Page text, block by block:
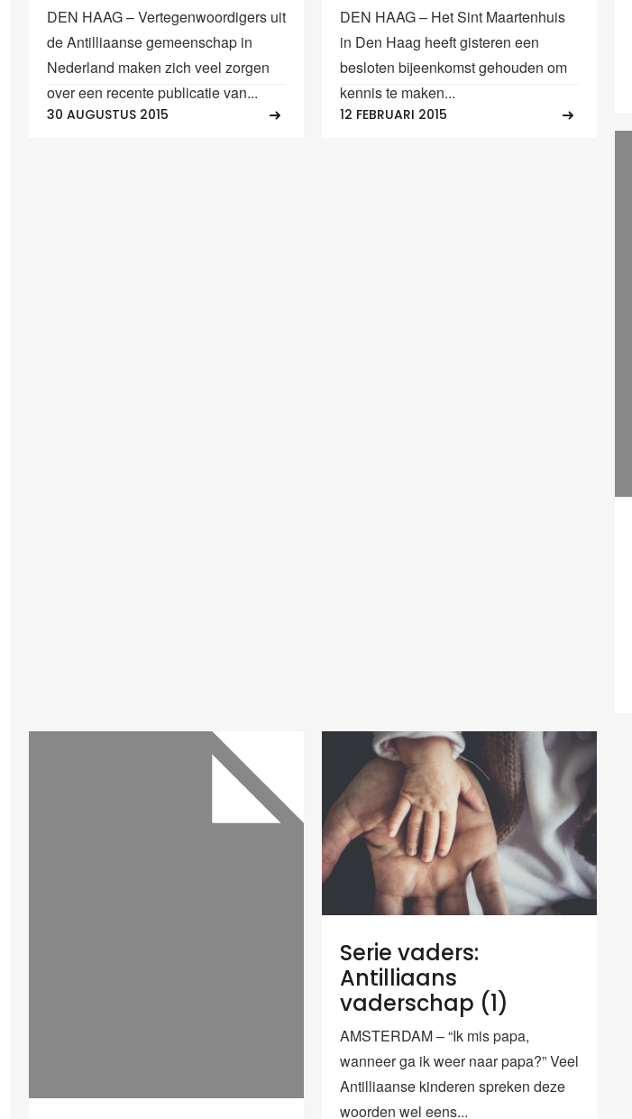
DEN HAAG – Vertegenwoordigers uit
de Antilliaanse gemeenschap in
Nederland maken zich veel zorgen
over een recente publicatie van...
30 AUGUSTUS 2015
DEN HAAG – Het Sint Maartenhuis
in Den Haag heeft gisteren een
besloten bijeenkomst gehouden om
kennis te maken...
12 FEBRUARI 2015
Serie vaders:
Antilliaans
vaderschap (1)
AMSTERDAM – “Ik mis papa,
wanneer ga ik weer naar papa?” Veel
Antilliaanse kinderen spreken deze
woorden wel eens...